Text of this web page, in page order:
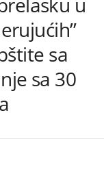
sa
sa 30